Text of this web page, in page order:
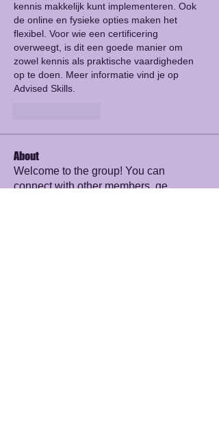
kennis makkelijk kunt implementeren. Ook
de online en fysieke opties maken het
flexibel. Voor wie een certificering
overweegt, is dit een goede manier om
zowel kennis als praktische vaardigheden
op te doen. Meer informatie vind je op
Advised Skills.
About
Welcome to the group! You can
connect with other members, ge...